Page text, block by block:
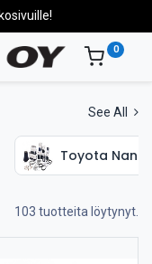
0
See All
Toyota
103 tuotteita löytynyt.